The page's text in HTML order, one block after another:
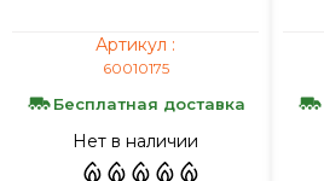
Артикул :
60010175
Бесплатная доставка
Нет в наличии